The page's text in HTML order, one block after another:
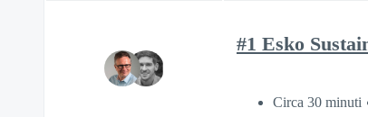
#1 Esko
Circa 30 minuti